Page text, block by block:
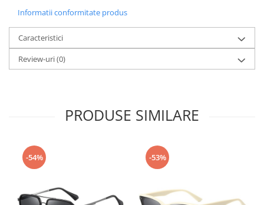
Informatii conformitate produs
Caracteristici
Review-uri(0)
PRODUSE SIMILARE
-54% -53%